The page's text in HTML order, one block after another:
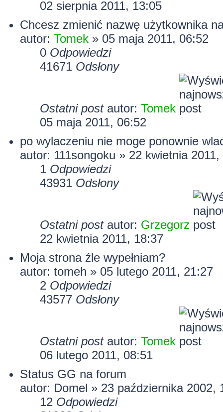
02 sierpnia 2011, 13:05
Chcesz zmienić nazwę użytkownika
autor: Tomek » 05 maja 2011, 06:52
0 Odpowiedzi
41671 Odsłony
Ostatni post autor: Tomek
05 maja 2011, 06:52
po wylaczeniu nie moge ponownie
autor: 111songoku » 22 kwietnia
1 Odpowiedzi
43931 Odsłony
Ostatni post autor: Grzegorz
22 kwietnia 2011, 18:37
Moja strona źle wypełniam?
autor: tomeh » 05 lutego 2011, 21:27
2 Odpowiedzi
43577 Odsłony
Ostatni post autor: Tomek
06 lutego 2011, 08:51
Status GG na forum
autor: Domel » 23 października 2002,
12 Odpowiedzi